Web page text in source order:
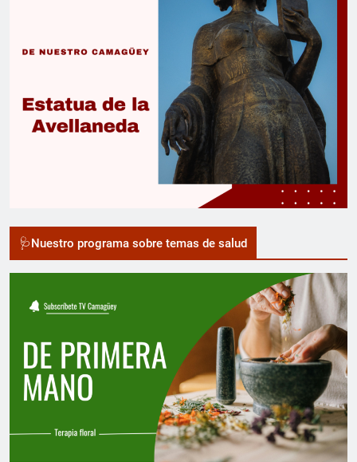
🩺Nuestro programa sobre temas de salud